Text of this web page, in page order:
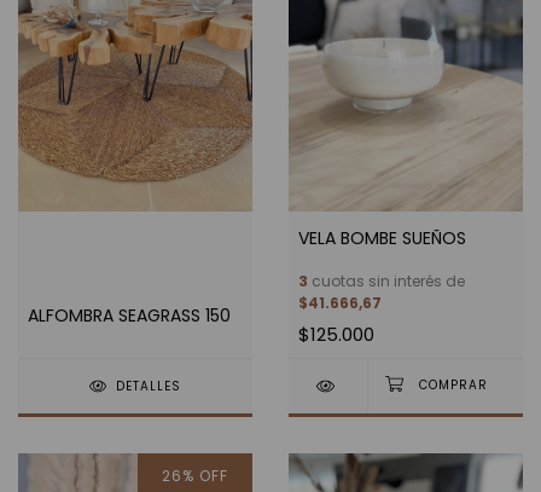
ALFOMBRA SEAGRASS 150
DETALLES
VELA BOMBE SUEÑOS
3 cuotas sin interés de
$41.666,67
$125.000
26% OFF